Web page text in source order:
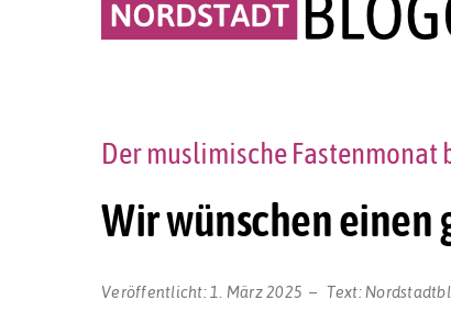
Wir wünschen einen
Der muslimische Fastenmonat
Veröffentlicht: 1. März 2025 Text: